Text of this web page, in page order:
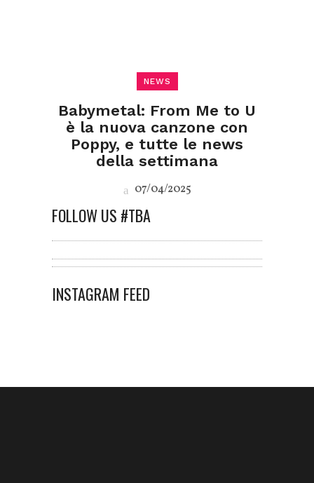
NEWS
Babymetal: From Me to U
è la nuova canzone con
Poppy, e tutte le news
della settimana
07/04/2025
FOLLOW US #TBA
INSTAGRAM FEED